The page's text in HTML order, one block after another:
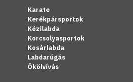
Karate
Kerékpársportok
Kézilabda
Korcsolyasportok
Kosárlabda
Labdarúgás
Ökölvívás